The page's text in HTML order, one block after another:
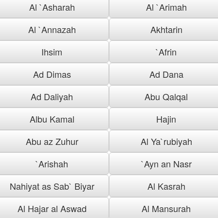
Al `Asharah
Al `Arimah
Al `Annazah
Akhtarin
Ihsim
`Afrin
Ad Dimas
Ad Dana
Ad Daliyah
Abu Qalqal
Albu Kamal
Hajin
Abu az Zuhur
Al Ya`rubiyah
`Arishah
`Ayn an Nasr
Nahiyat as Sab` Biyar
Al Kasrah
Al Hajar al Aswad
Al Mansurah